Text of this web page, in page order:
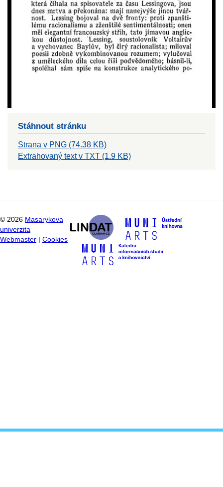
Stáhnout stránku
Strana v PNG (74.38 KB)
Extrahovaný text v TXT (1.9 KB)
© 2026 Masarykova
univerzita
Webmaster
Cookies